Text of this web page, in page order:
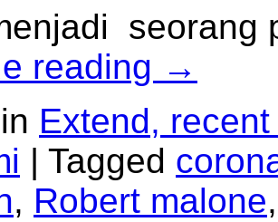
seorang
reading →
Extend,
| Tagged
, Robert malone